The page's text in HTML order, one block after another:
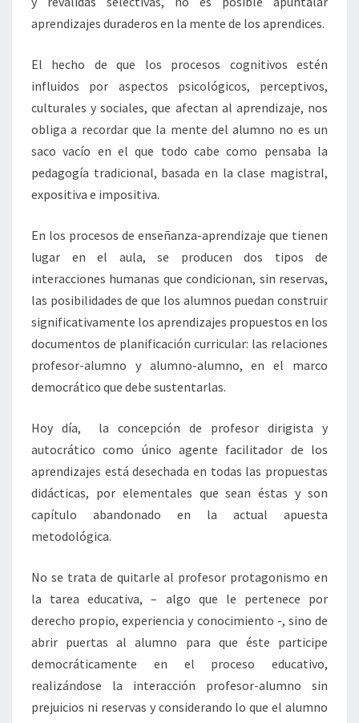
aprendizajes duraderos en la mente de los aprendices.
El hecho de que los procesos cognitivos estén
influidos por aspectos psicológicos, perceptivos,
culturales y sociales, que afectan al aprendizaje, nos
obliga a recordar que la mente del alumno no es un
saco vacío en el que todo cabe como pensaba la
pedagogía tradicional, basada en la clase magistral,
expositiva e impositiva.
En los procesos de enseñanza-aprendizaje que tienen
lugar en el aula, se producen dos tipos de
interacciones humanas que condicionan, sin reservas,
las posibilidades de que los alumnos puedan construir
significativamente los aprendizajes propuestos en los
documentos de planificación curricular: las relaciones
profesor-alumno y alumno-alumno, en el marco
democrático que debe sustentarlas.
Hoy día, la concepción de profesor dirigista y
autocrático como único agente facilitador de los
aprendizajes está desechada en todas las propuestas
didácticas, por elementales que sean éstas y son
capítulo abandonado en la actual apuesta
metodológica.
No se trata de quitarle al profesor protagonismo en
la tarea educativa, – algo que le pertenece por
derecho propio, experiencia y conocimiento -, sino de
abrir puertas al alumno para que éste participe
democráticamente en el proceso educativo,
realizándose la interacción profesor-alumno sin
prejuicios ni reservas y considerando lo que el alumno